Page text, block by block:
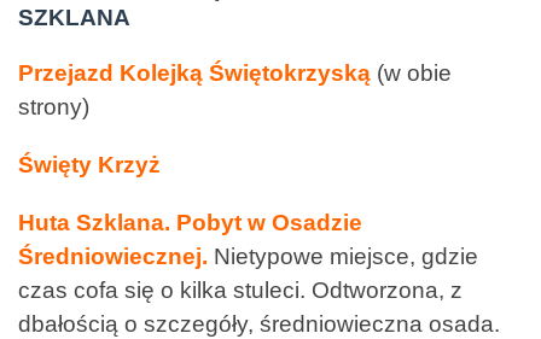
SZKLANA
Przejazd Kolejką Świętokrzyską (w obie
strony)
Święty Krzyż
Huta Szklana. Pobyt w Osadzie
Średniowiecznej. Nietypowe miejsce, gdzie
czas cofa się o kilka stuleci. Odtworzona, z
dbałością o szczegóły, średniowieczna osada.